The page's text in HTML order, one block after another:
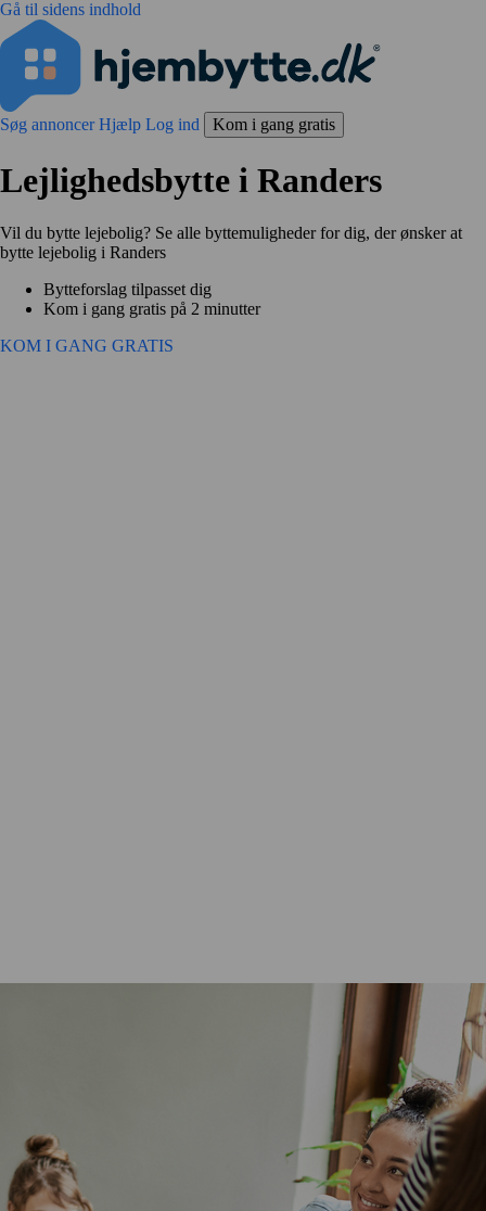
Gå til sidens indhold
Søg annoncerHjælp Log ind Kom i gang gratis
Lejlighedsbytte i Randers
Vil du bytte lejebolig? Se alle byttemuligheder for dig, der ønsker at
bytte lejebolig i Randers
Bytteforslag tilpasset dig
Kom i gang gratis på 2 minutter
KOM I GANG GRATIS